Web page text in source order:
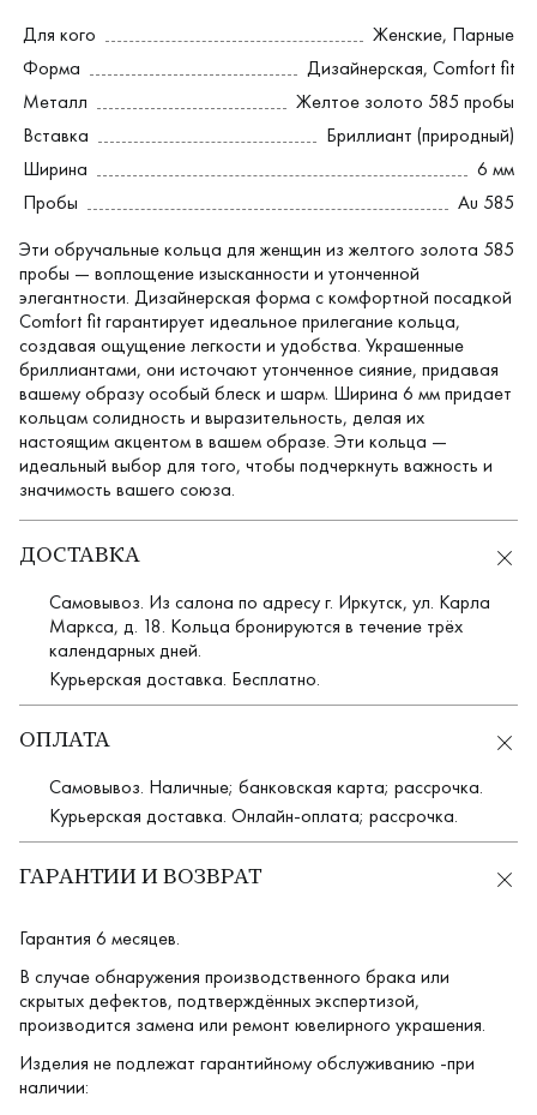
Для кого Женские, Парные
Форма
Дизайнерская, Comfort fit
Металл
Желтое золото 585 пробы
Вставка
Бриллиант (природный)
Ширина
6 мм
Пробы
Au 585
Эти обручальные кольца для женщин из желтого золота 585
пробы — воплощение изысканности и утонченной
элегантности. Дизайнерская форма с комфортной посадкой
Comfort fit гарантирует идеальное прилегание кольца,
создавая ощущение легкости и удобства. Украшенные
бриллиантами, они источают утонченное сияние, придавая
вашему образу особый блеск и шарм. Ширина 6 мм придает
кольцам солидность и выразительность, делая их
настоящим акцентом в вашем образе. Эти кольца —
идеальный выбор для того, чтобы подчеркнуть важность и
значимость вашего союза.
ДОСТАВКА
Самовывоз. Из салона по адресу г. Иркутск, ул. Карла
Маркса, д. 18. Кольца бронируются в течение трёх
календарных дней.
Курьерская доставка. Бесплатно.
ОПЛАТА
Самовывоз. Наличные; банковская карта; рассрочка.
Курьерская доставка. Онлайн-оплата; рассрочка.
ГАРАНТИИ И ВОЗВРАТ
Гарантия 6 месяцев.
В случае обнаружения производственного брака или
скрытых дефектов, подтверждённых экспертизой,
производится замена или ремонт ювелирного украшения.
Изделия не подлежат гарантийному обслуживанию -при
наличии: